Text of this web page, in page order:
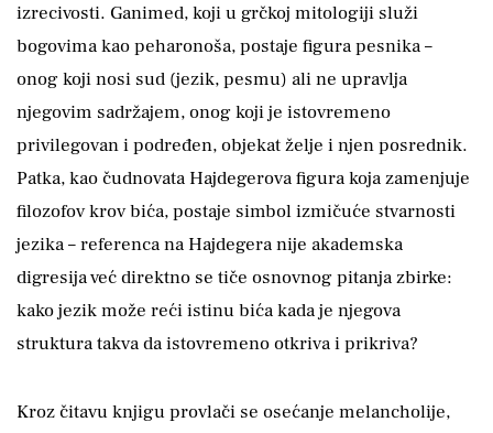
izrecivosti. Ganimed, koji u grčkoj mitologiji služi
bogovima kao peharonoša, postaje figura pesnika –
onog koji nosi sud (jezik, pesmu) ali ne upravlja
njegovim sadržajem, onog koji je istovremeno
privilegovan i podređen, objekat želje i njen posrednik.
Patka, kao čudnovata Hajdegerova figura koja zamenjuje
filozofov krov bića, postaje simbol izmičuće stvarnosti
jezika – referenca na Hajdegera nije akademska
digresija već direktno se tiče osnovnog pitanja zbirke:
kako jezik može reći istinu bića kada je njegova
struktura takva da istovremeno otkriva i prikriva?
Kroz čitavu knjigu provlači se osećanje melancholije,